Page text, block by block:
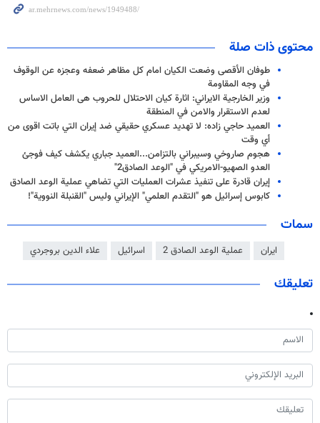
محتوى ذات صلة
طوفان الأقصى وضعت الكيان امام كل مظاهر ضعفه وعجزه عن الوقوف
في وجه المقاومة
وزير الخارجية الايراني: اثارة کیان الاحتلال للحروب هی العامل الاساس
لعدم الاستقرار والامن في المنطقة
العميد حاجي‌ زاده: لا تهديد عسكري حقيقي ضد إيران التي باتت اقوى من
أي وقت
هجوم صاروخي وسيبراني بالتزامن...العميد جباري يكشف كيف فوجئ
العدو الصهيو-الامريكي في "الوعد الصادق2"
إيران قادرة على تنفيذ عشرات العمليات التي تضاهي عملية الوعد الصادق
كابوس إسرائيل هو "التقدم العلمي" الإيراني وليس "القنبلة النووية"!
سمات
ايران عملية الوعد الصادق 2 اسرائيل علاء الدين بروجردي
تعليقك